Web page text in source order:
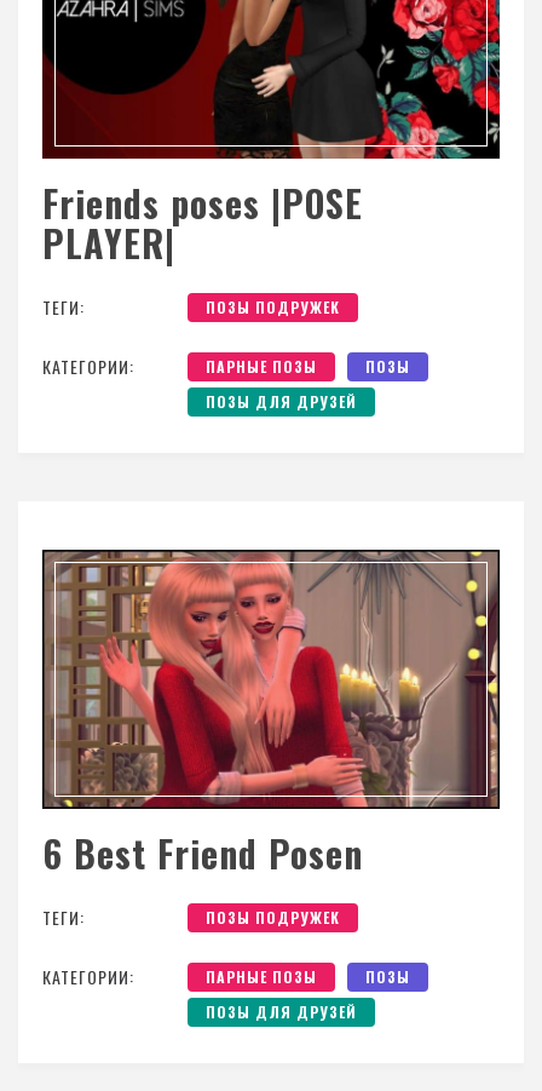
Friends poses |POSE
PLAYER|
ТЕГИ: ПОЗЫ ПОДРУЖЕК
КАТЕГОРИИ: ПАРНЫЕ ПОЗЫ
ПОЗЫ
ПОЗЫ ДЛЯ ДРУЗЕЙ
6 Best Friend Posen
ТЕГИ: ПОЗЫ ПОДРУЖЕК
КАТЕГОРИИ: ПАРНЫЕ ПОЗЫ
ПОЗЫ
ПОЗЫ ДЛЯ ДРУЗЕЙ